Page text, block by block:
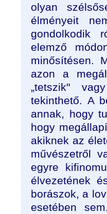
olyan
élményeit
gondolkodik
elemző
minősítésen.
azon a
„tetszik"
tekinthető. A
annak, hogy
hogy
akiknek az
művészetről
egyre
élvezetének
borászok, a
esetében